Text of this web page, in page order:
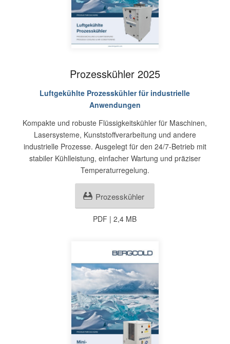
Prozesskühler 2025
Luftgekühlte Prozesskühler für industrielle
Anwendungen
Kompakte und robuste Flüssigkeitskühler für Maschinen,
Lasersysteme, Kunststoffverarbeitung und andere
industrielle Prozesse. Ausgelegt für den 24/7-Betrieb mit
stabiler Kühlleistung, einfacher Wartung und präziser
Temperaturregelung.
Prozesskühler
PDF | 2,4 MB